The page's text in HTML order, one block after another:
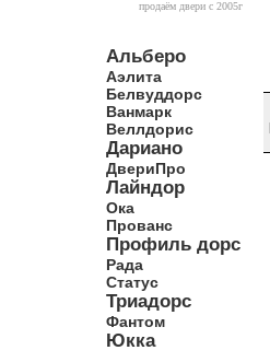
продаём двери c 2005г
Альберо
Аэлита
Белвуддорс
Ванмарк
Веллдорис
Дариано
ДвериПро
Лайндор
Ока
Прованс
Профиль дорс
Рада
Статус
Триадорс
Фантом
Юкка